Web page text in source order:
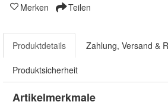
Merken Teilen
Produktdetails Zahlung, Versand &
Produktsicherheit
Artikelmerkmale